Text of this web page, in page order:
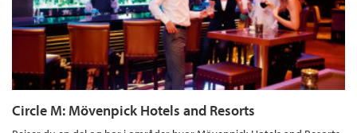
Circle M: Mövenpick Hotels and Resorts